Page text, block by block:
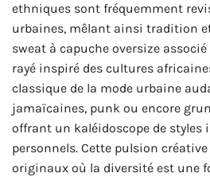
ethniques sont fréquemment
urbaines, mêlant ainsi tradition
sweat à capuche oversize
rayé inspiré des cultures
classique de la mode urbaine
jamaïcaines, punk ou encore
offrant un kaléidoscope de styles
personnels. Cette pulsion
originaux où la diversité est une